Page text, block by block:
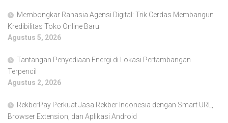
Membongkar Rahasia Agensi Digital: Trik Cerdas Membangun
Kredibilitas Toko Online Baru
Agustus 5, 2026
Tantangan Penyediaan Energi di Lokasi Pertambangan
Terpencil
Agustus 2, 2026
RekberPay Perkuat Jasa Rekber Indonesia dengan Smart URL,
Browser Extension, dan Aplikasi Android